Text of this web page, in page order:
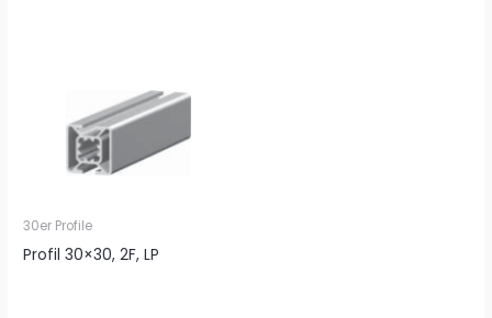
30er Profile
Profil 30×30, 2F, LP